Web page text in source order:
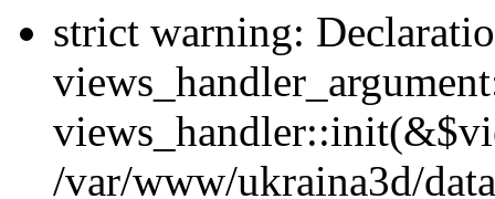
strict warning:
/var/www/ukraina3d/